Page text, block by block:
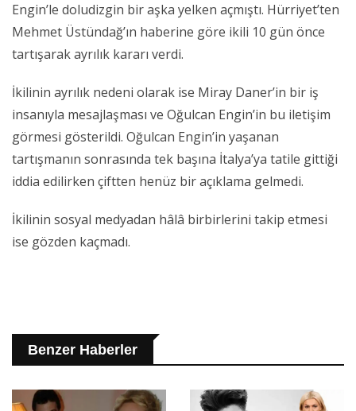
Engin’le doludizgin bir aşka yelken açmıştı. Hürriyet’ten
Mehmet Üstündağ’ın haberine göre ikili 10 gün önce
tartışarak ayrılık kararı verdi.
İkilinin ayrılık nedeni olarak ise Miray Daner’in bir iş
insanıyla mesajlaşması ve Oğulcan Engin’in bu iletişim
görmesi gösterildi. Oğulcan Engin’in yaşanan
tartışmanın sonrasında tek başına İtalya’ya tatile gittiği
iddia edilirken çiftten henüz bir açıklama gelmedi.
İkilinin sosyal medyadan hâlâ birbirlerini takip etmesi
ise gözden kaçmadı.
Benzer Haberler